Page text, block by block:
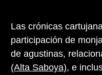
Las crónicas
participación de
de agustinas,
(Alta Saboya), e